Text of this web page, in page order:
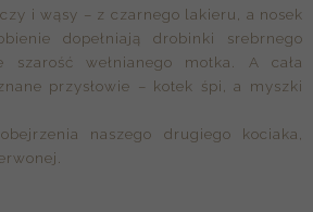
i wąsy – z czarnego lakieru, a nosek
dopełniają drobinki srebrnego
szarość wełnianego motka. A cała
przysłowie – kotek śpi, a myszki
naszego drugiego kociaka,